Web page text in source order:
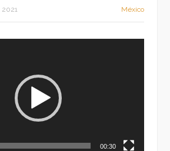
2021 México
00:30